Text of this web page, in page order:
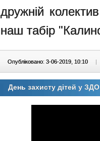
дружній
наш табір
Опубліковано: 3-06-2019, 10:10 |
День захисту дітей у